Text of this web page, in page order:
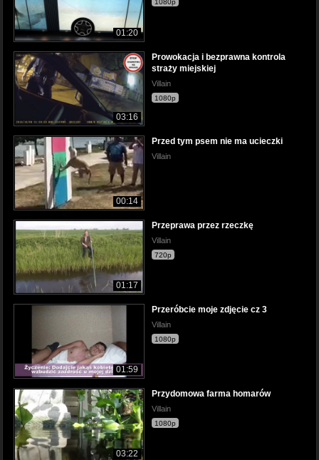
01:20
1080p
03:16
Prowokacja i bezprawna kontrola
straży miejskiej
Villain
1080p
00:14
Przed tym psem nie ma ucieczki
Villain
01:17
Przeprawa przez rzeczkę
Villain
720p
01:59
Przeróbcie moje zdjęcie cz 3
Villain
1080p
03:22
Przydomowa farma homarów
Villain
1080p